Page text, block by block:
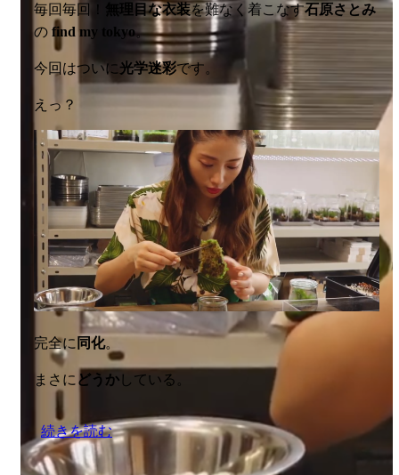
毎回毎回！ 無理目な衣装を難なく着こなす石原さとみ
の find my tokyo。
今回はついに 光学迷彩です。
えっ？
完全に 同化。
まさに どうか している。
続きを読む